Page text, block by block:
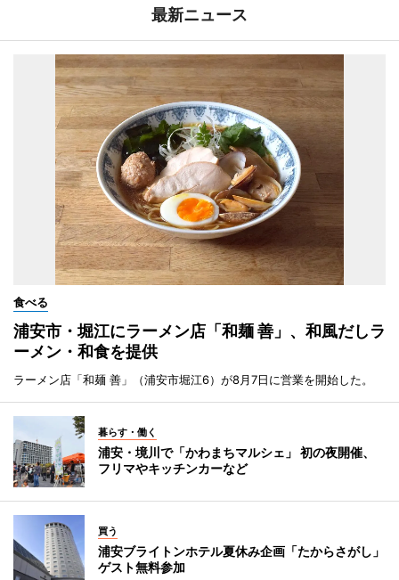
最新ニュース
食べる
浦安市・堀江にラーメン店「和麺 善」、和風だしラ
ーメン・和食を提供
ラーメン店「和麺 善」（浦安市堀江6）が8月7日に営業を開始した。
暮らす・働く
浦安・境川で「かわまちマルシェ」 初の夜開催、
フリマやキッチンカーなど
買う
浦安ブライトンホテル夏休み企画「たからさがし」
ゲスト無料参加